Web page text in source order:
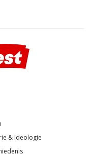
& Ideologie